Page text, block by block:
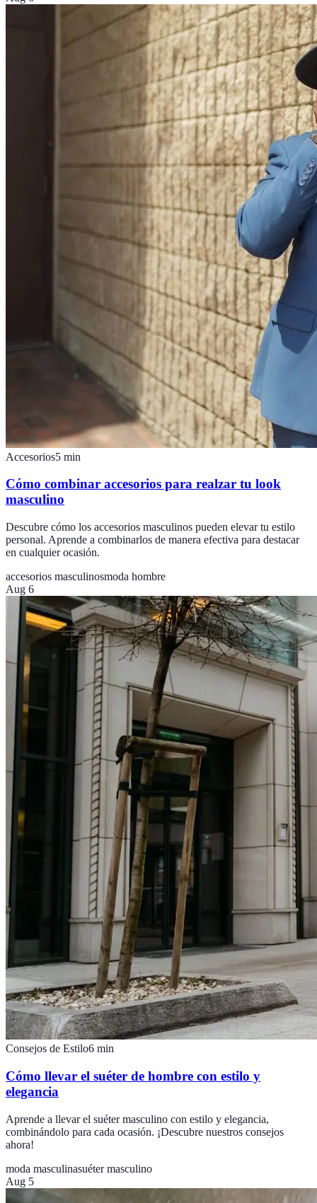
Accesorios5 min
Cómo combinar accesorios para realzar tu look
masculino
Descubre cómo los accesorios masculinos pueden elevar tu estilo
personal. Aprende a combinarlos de manera efectiva para destacar
en cualquier ocasión.
accesorios masculinosmoda hombre
Aug 6
Consejos de Estilo6 min
Cómo llevar el suéter de hombre con estilo y
elegancia
Aprende a llevar el suéter masculino con estilo y elegancia,
combinándolo para cada ocasión. ¡Descubre nuestros consejos
ahora!
moda masculinasuéter masculino
Aug 5